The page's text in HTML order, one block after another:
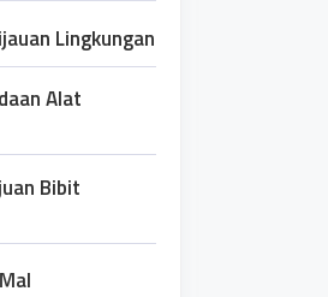
Lingkungan
Alat
Bibit